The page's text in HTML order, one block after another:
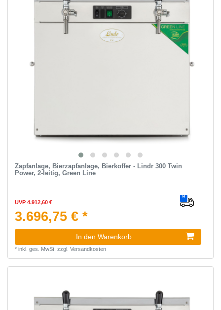
Zapfanlage, Bierzapfanlage, Bierkoffer - Lindr 300 Twin
Power, 2-leitig, Green Line
UVP 4.912,60 €
3.696,75 € *
In den Warenkorb
* inkl. ges. MwSt. zzgl. Versandkosten